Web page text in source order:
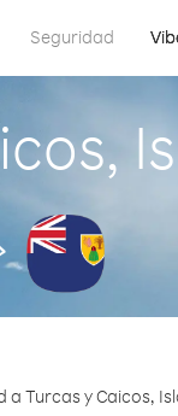
Seguridad
Turcas y Caicos,